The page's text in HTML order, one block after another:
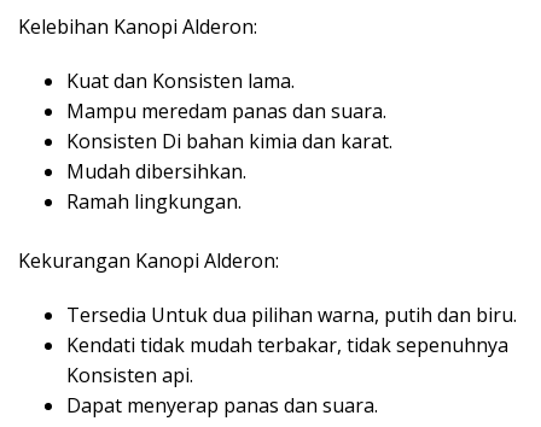
Kelebihan Kanopi Alderon:
Kuat dan Konsisten lama.
Mampu meredam panas dan suara.
Konsisten Di bahan kimia dan karat.
Mudah dibersihkan.
Ramah lingkungan.
Kekurangan Kanopi Alderon:
Tersedia Untuk dua pilihan warna, putih dan biru.
Kendati tidak mudah terbakar, tidak sepenuhnya
Konsisten api.
Dapat menyerap panas dan suara.